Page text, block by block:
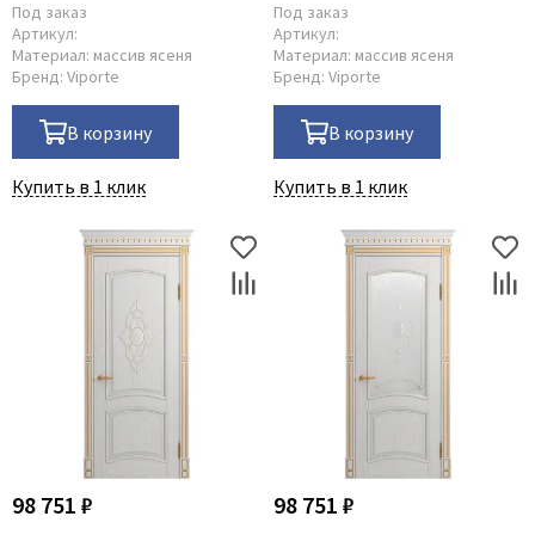
Под заказ
Артикул:
Материал: массив ясеня
Бренд: Viporte
В корзину
Купить в 1 клик
Под заказ
Артикул:
Материал: массив ясеня
Бренд: Viporte
В корзину
Купить в 1 клик
98 751 ₽ 98 751 ₽